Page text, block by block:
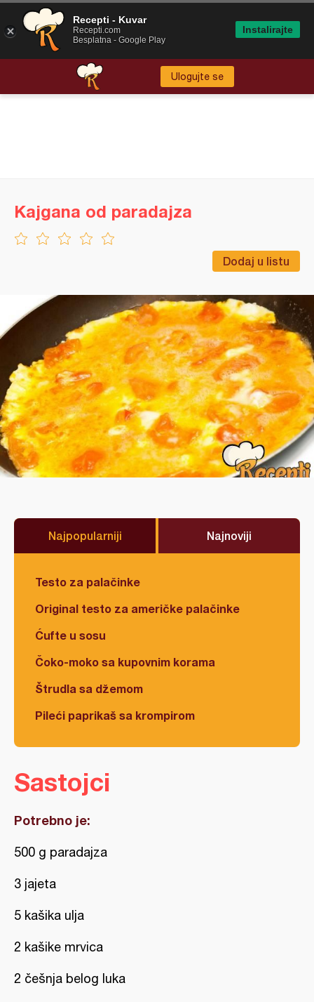
Ulogujte se
Dodaj u listu
Kajgana od paradajza
Najpopularniji Najnoviji
Testo za palačinke
Original testo za američke palačinke
Ćufte u sosu
Čoko-moko sa kupovnim korama
Štrudla sa džemom
Pileći paprikaš sa krompirom
Sastojci
Potrebno je:
500 g paradajza
3 jajeta
5 kašika ulja
2 kašike mrvica
2 češnja belog luka
Recepti - Kuvar
Recepti.com
Besplatna - Google Play
Instalirajte